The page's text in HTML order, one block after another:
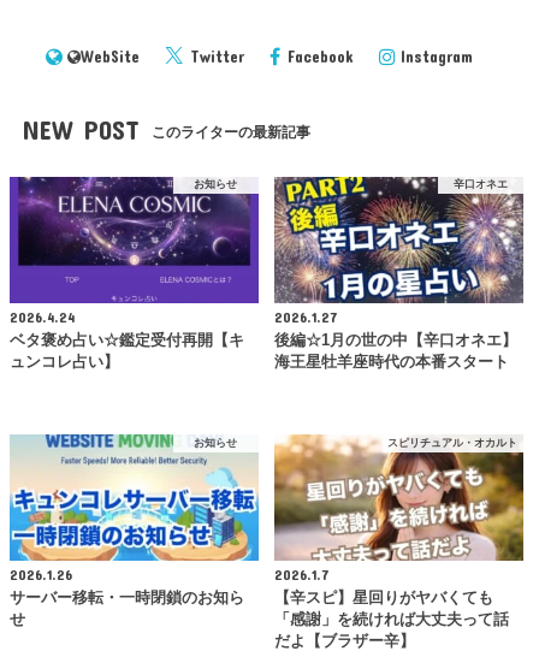
WebSite Twitter Facebook Instagram
NEW POST このライターの最新記事
お知らせ
2026.4.24
ベタ褒め占い☆鑑定受付再開【キ
ュンコレ占い】
辛口オネエ
2026.1.27
後編☆1月の世の中【辛口オネエ】
海王星牡羊座時代の本番スタート
お知らせ
2026.1.26
サーバー移転・一時閉鎖のお知ら
せ
スピリチュアル・オカルト
2026.1.7
【辛スピ】星回りがヤバくても
「感謝」を続ければ大丈夫って話
だよ【ブラザー辛】